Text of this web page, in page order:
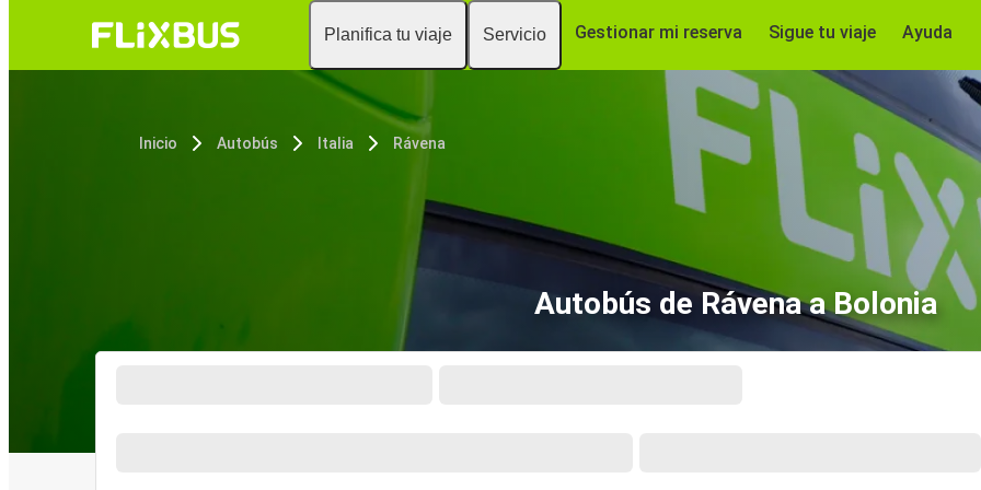
Planifica tu viaje Servicio Gestionar mi reserva Sigue tu viaje Ayuda
Inicio Autobús Italia Rávena
Autobús de Rávena a Bolonia